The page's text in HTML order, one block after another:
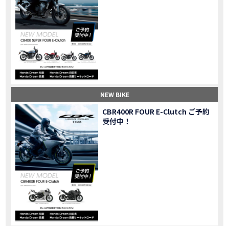
MOVIE 【CBR1000RR-R】スーパースポーツバイクで三重県の新スポットを巡る女子ツーリング|Honda CBR1000RRR Rebel1100 500 250
CAMPAIGN 三重県下 Honda Dreamにてレンタルバイクキャンペーン実施中💫
MOVIE 【アフリカツイン】憧れの大型バイクで1泊2日マスツーリング｜三重県〜静岡県｜Honda CL500 AfricaTwin
MOVIE 【女子ツーリング】穴場スポット満載！三重の美味しいもの・パワースポット！【Honda Dream 松阪】
MOVIE 【CBR600RR】憧れのSSバイクで女子ツーリング|三重県 松阪スタート！Honda Rebel250•500
MOVIE 【中級レベル】スクーター乗りの女性ライダーがライティングスクールに潜入【HMS】Honda 400X
MOVIE 【鈴鹿サーキット】ホンダモーターサイクリストスクールを体験してきました【バイク女子】
CAMPAIGN 【買取強化中】乗らないバイクはHonda Dreamへ！
MOVIE 【祝】Honda CL500納車「かなえさんバイク売れました！」連絡があり行ってきました
MOVIE 【シンガーソングライター茉ひるさんご来店】ホンダドリーム四日市
MOVIE 【ホンダドリーム鈴鹿サーキットロード】オープン当日イベントレポ！
MOVIE 【鈴鹿サーキットに近い！】ホンダドリーム鈴鹿サーキットロードOPEN！ #茉ひる
MOVIE CL500売却！X-ADVオーナーの素直な理由。〇〇で納得の買取してもらいました|Honda X-ADV
MOVIE 【梅本まどかさんコラボ】CIVIC TYPE R♪スタッフオススメの鈴鹿ドライブへ！【後編】
MOVIE 憧れの大型バイク試乗！4輪走行は驚きの…【Honda GoldWing AfricaTwin】試乗会in鈴鹿ツインサーキット
【鈴鹿ツインサーキット】バイク＆クルマ夢のコラボイベント！「HCM２＆４サーキットフェス」レポ
MOVIE 全員初対面！バイク女子6人がツーリング行ったらwww
NEW BIKE
CBR400R FOUR E-Clutch ご予約
受付中！